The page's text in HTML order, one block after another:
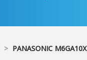
> PANASONIC